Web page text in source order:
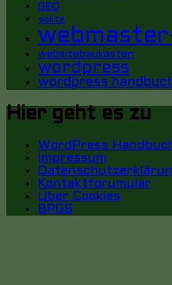
SEO
sqlite
websitebaukasten
wordpress
wordpress
Hier geht es zu
WordPress
Impressum
Kontaktforumular
Über Cookies
BPGS